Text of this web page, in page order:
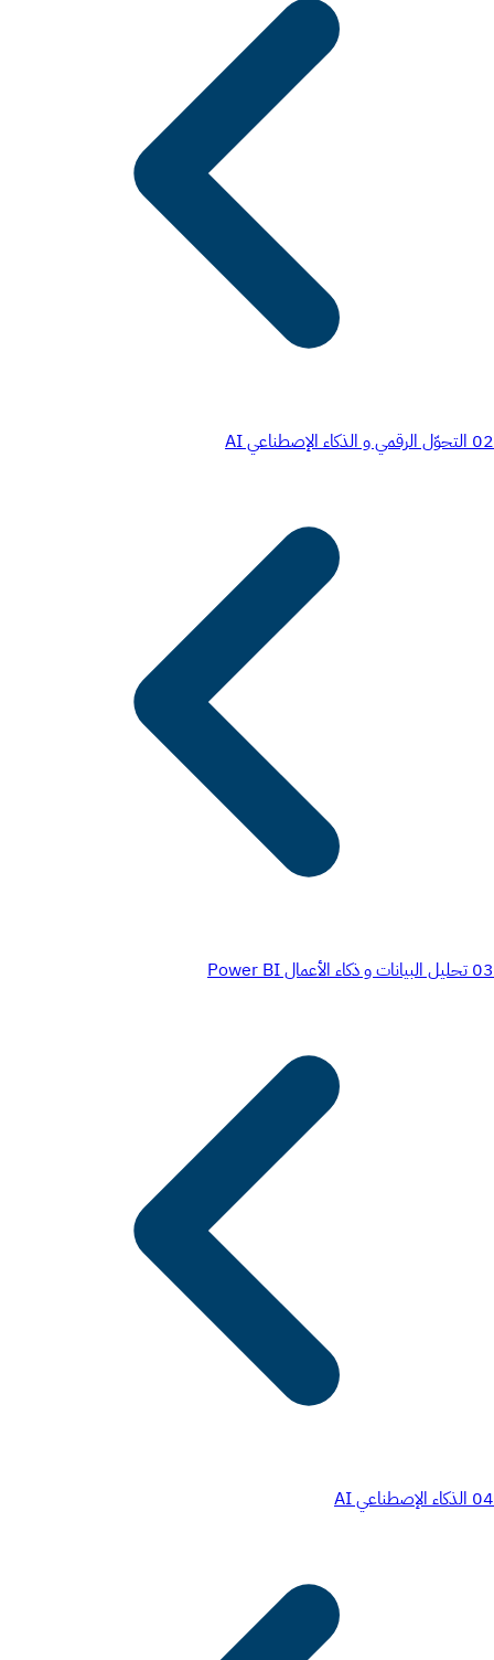
02التحوّل الرقمي و الذكاء الإصطناعي AI
03تحليل البيانات و ذكاء الأعمال Power BI
04الذكاء الإصطناعي AI